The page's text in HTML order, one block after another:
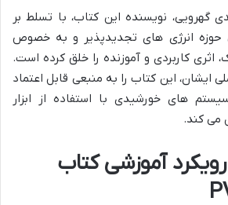
نویسنده این کتاب، با تسلط بر
حوزه انرژی های تجدیدپذیر و به خصوص
اثری کاربردی و آموزنده را خلق کرده است.
ایشان، این کتاب را به منبعی قابل اعتماد
های خورشیدی با استفاده از ابزار
آموزشی کتاب